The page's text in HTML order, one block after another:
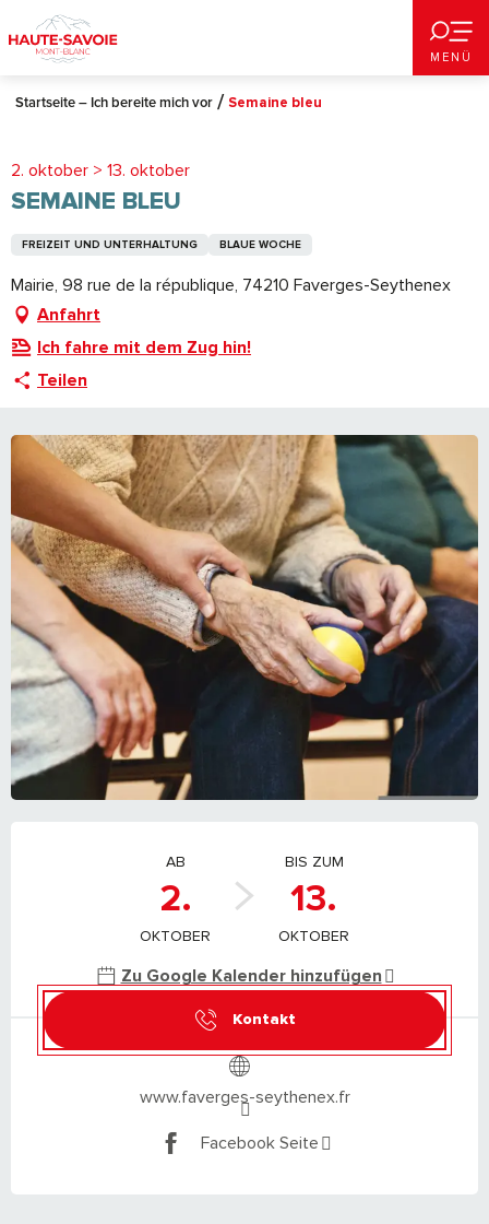
au
contenu
principal
MENÜ
Startseite – Ich bereite mich vor Semaine bleu
2. oktober > 13. oktober
SEMAINE BLEU
FREIZEIT UND UNTERHALTUNG BLAUE WOCHE
Mairie, 98 rue de la république, 74210 Faverges-Seythenex
Anfahrt
Ich fahre mit dem Zug hin!
Teilen
AB
2.
OKTOBER
BIS ZUM
13.
OKTOBER
Zu Google Kalender hinzufügen
Kontakt
www.faverges-seythenex.fr
Facebook Seite